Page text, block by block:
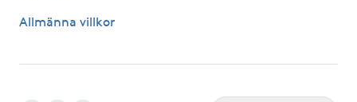
Allmänna villkor